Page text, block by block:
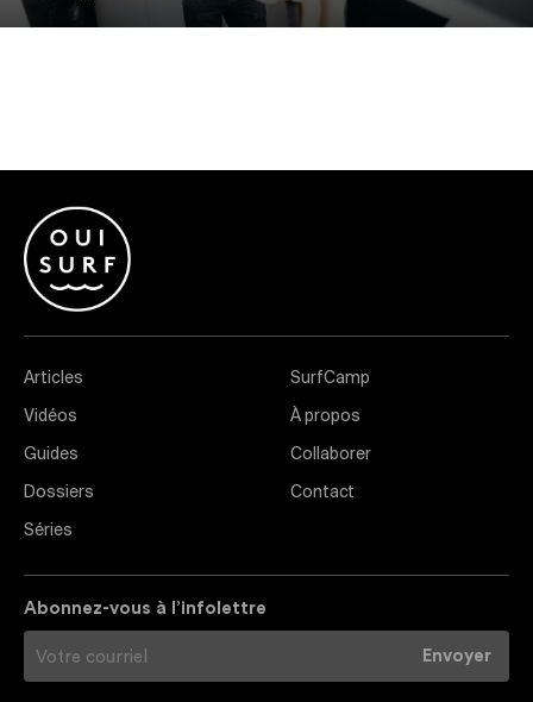
Articles
Vidéos
Guides
Dossiers
Séries
SurfCamp
À propos
Collaborer
Contact
Abonnez-vous à l’infolettre